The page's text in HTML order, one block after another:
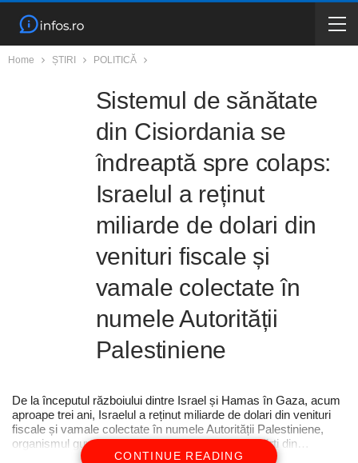
Home ȘTIRI POLITICĂ
Sistemul de sănătate
din Cisiordania se
îndreaptă spre colaps:
Israelul a reținut
miliarde de dolari din
venituri fiscale și
vamale colectate în
numele Autorității
Palestiniene
De la începutul războiului dintre Israel și Hamas în Gaza, acum
aproape trei ani, Israelul a reținut miliarde de dolari din venituri
fiscale și vamale colectate în numele Autorității Palestiniene,
organismul guvernamental care administrează părți din…
CONTINUE READING